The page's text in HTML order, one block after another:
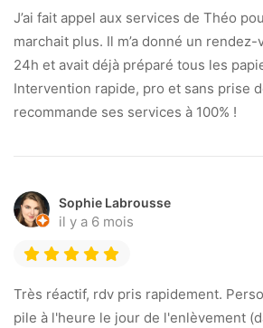
J’ai fait appel aux services de Théo
marchait plus. Il m’a donné un
24h et avait déjà préparé tous les
Intervention rapide, pro et sans prise
recommande ses services à 100% !
Sophie Labrousse
il y a 6 mois
Très réactif, rdv pris rapidement.
pile à l'heure le jour de l'enlèvement